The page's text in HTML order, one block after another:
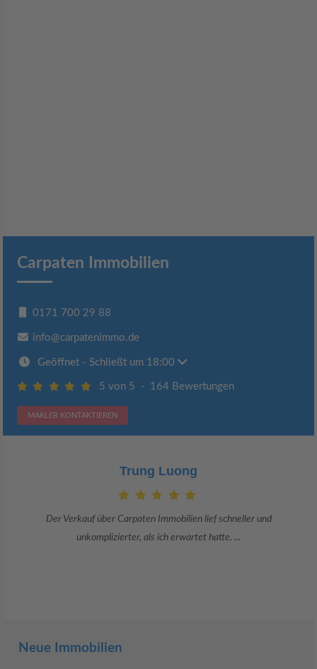
Carpaten Immobilien
0171 700 29 88
info@carpatenimmo.de
Geöffnet - Schließt um 18:00
5 von 5 - 164 Bewertungen
MAKLER KONTAKTIEREN
Claudia Bergrath
Danke an Carpaten Immobilien und besonders an Frau Adriana Sarca.
Sie war viele Monate mehr als ...
Neue Immobilien